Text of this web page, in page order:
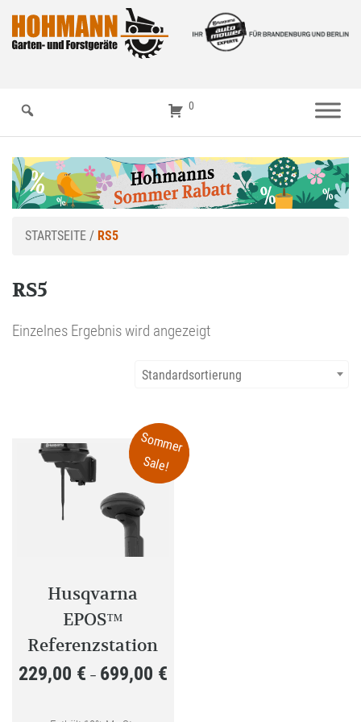
0
STARTSEITE / RS5
RS5
Einzelnes Ergebnis wird angezeigt
Standardsortierung
Sommer
Sale!
Husqvarna
EPOS™
Referenzstation
229,00 € – 699,00 €Preisspanne: